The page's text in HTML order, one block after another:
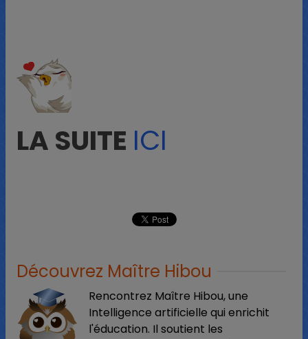
LA SUITE ICI
Découvrez Maître Hibou
Rencontrez Maître Hibou, une
Intelligence artificielle qui enrichit
l'éducation. Il soutient les